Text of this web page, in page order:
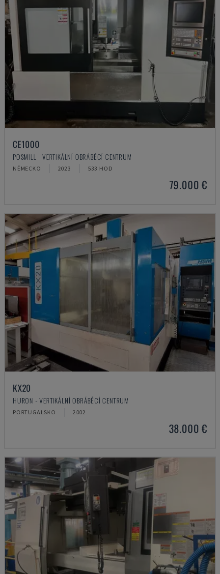
CE1000
POSMILL - VERTIKÁLNÍ OBRÁBĚCÍ CENTRUM
NĚMECKO 2023 533 HOD
79.000 €
KX20
HURON - VERTIKÁLNÍ OBRÁBĚCÍ CENTRUM
PORTUGALSKO 2002
38.000 €